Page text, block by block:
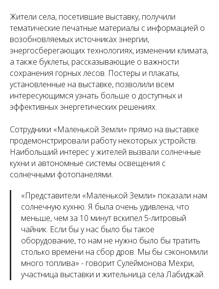
Жители села, посетившие выставку, получили
тематические печатные материалы с информацией о
возобновляемых источниках энергии,
энергосберегающих технологиях, изменении климата,
а также буклеты, рассказывающие о важности
сохранения горных лесов. Постеры и плакаты,
установленные на выставке, позволили всем
интересующимся узнать больше о доступных и
эффективных энергетических решениях.
Сотрудники «Маленькой Земли» прямо на выставке
продемонстрировали работу некоторых устройств.
Наибольший интерес у жителей вызвали солнечные
кухни и автономные системы освещения с
солнечными фотопанелями.
«Представители «Маленькой Земли» показали нам
солнечную кухню. Я была очень удивлена, что
меньше, чем за 10 минут вскипел 5-литровый
чайник. Если бы у нас было бы такое
оборудование, то нам не нужно было бы тратить
столько времени на сбор дров. Мы бы сэкономили
много топлива» - говорит Сулеймонова Мехри,
участница выставки и жительница села Лабиджай.